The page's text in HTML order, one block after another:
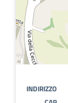
INDIRIZZO